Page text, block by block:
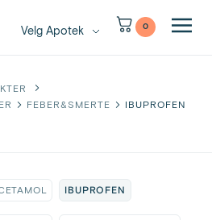
Velg Apotek 0
FEBER&SMERTE IBUPROFEN
IBUPROFEN